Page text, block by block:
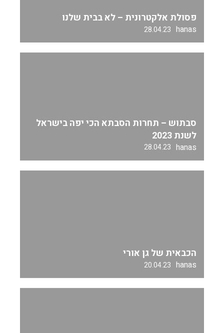
פסולת אלקטרונית – לא בבית שלנו
hanas
28.04.23
סבתוש – תחרות הסבתא הכי יפה בישראל
לשנת 2023
hanas
28.04.23
הכבאית של גן אורי
hanas
20.04.23